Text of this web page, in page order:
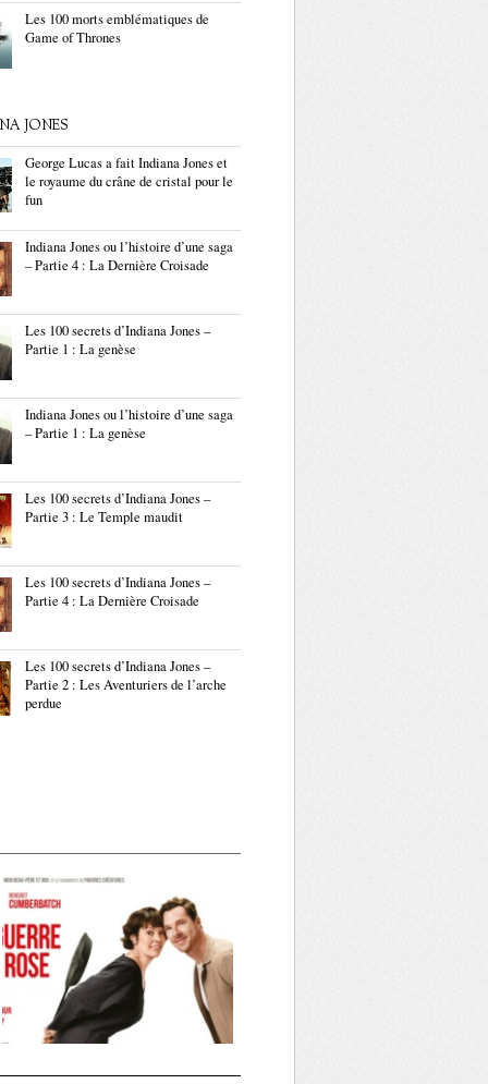
Les 100 morts emblématiques de
Game of Thrones
JONES
George Lucas a fait Indiana Jones et
le royaume du crâne de cristal pour le
fun
Indiana Jones ou l’histoire d’une saga
– Partie 4 : La Dernière Croisade
Les 100 secrets d’Indiana Jones –
Partie 1 : La genèse
Indiana Jones ou l’histoire d’une saga
– Partie 1 : La genèse
Les 100 secrets d’Indiana Jones –
Partie 3 : Le Temple maudit
Les 100 secrets d’Indiana Jones –
Partie 4 : La Dernière Croisade
Les 100 secrets d’Indiana Jones –
Partie 2 : Les Aventuriers de l’arche
perdue